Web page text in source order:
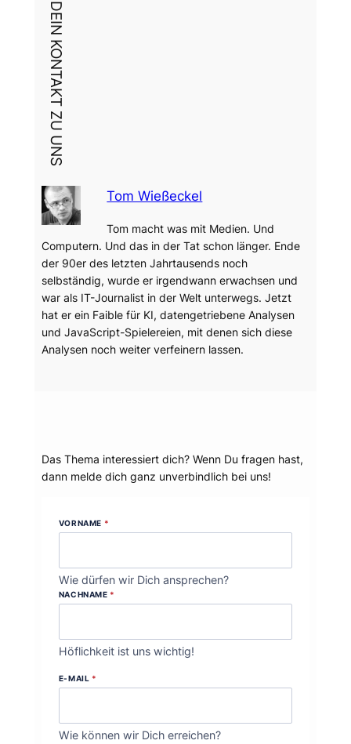
DEIN KONTAKT ZU UNS
Tom Wießeckel
Tom macht was mit Medien. Und
Computern. Und das in der Tat schon länger. Ende
der 90er des letzten Jahrtausends noch
selbständig, wurde er irgendwann erwachsen und
war als IT-Journalist in der Welt unterwegs. Jetzt
hat er ein Faible für KI, datengetriebene Analysen
und JavaScript-Spielereien, mit denen sich diese
Analysen noch weiter verfeinern lassen.
Das Thema interessiert dich? Wenn Du fragen hast,
dann melde dich ganz unverbindlich bei uns!
VORNAME *
Wie dürfen wir Dich ansprechen?
NACHNAME *
Höflichkeit ist uns wichtig!
E-MAIL *
Wie können wir Dich erreichen?